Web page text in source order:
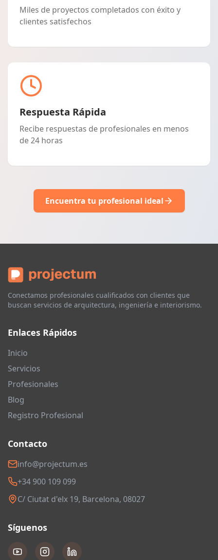
Miles de proyectos completados con éxito y
clientes satisfechos
Respuesta Rápida
Recibe respuestas de profesionales en menos
de 24 horas
Encuentra tu profesional ideal
Conectamos profesionales cualificados con clientes que
buscan servicios de arquitectura, ingeniería e interiorismo.
Enlaces Rápidos
Inicio
Servicios
Profesionales
Blog
Registro Profesional
Contacto
info@projectum.es
+34 900 109 099
C/ Ciutat d'elx 19, Barcelona, 08027
Síguenos